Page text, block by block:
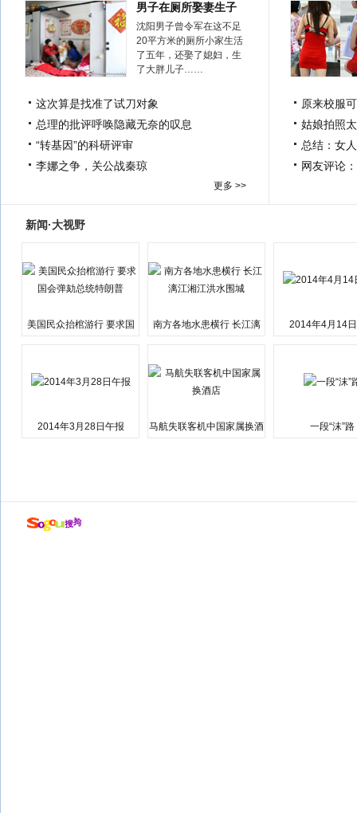
男子在厕所娶妻生子
沈阳男子曾令军在这不足
20平方米的厕所小家生活
了五年，还娶了媳妇，生
了大胖儿子……
这次算是找准了试刀对象
总理的批评呼唤隐藏无奈的叹息
“转基因”的科研评审
李娜之争，关公战秦琼
更多 >>
原来校服
姑娘拍照
总结：女
网友评论
新闻·大视野
美国民众抬棺游行 要求国
南方各地水患横行 长江漓
2014年4月14
2014年3月28日午报
马航失联客机中国家属换酒
一段“沫”路